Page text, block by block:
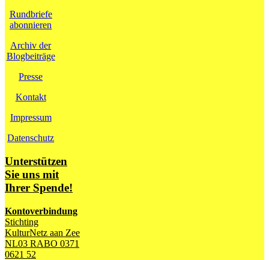
Rundbriefe
abonnieren
Archiv der
Blogbeiträge
Presse
Kontakt
Impressum
Datenschutz
Unterstützen
Sie uns mit
Ihrer Spende!
Kontoverbindung
Stichting
KulturNetz aan Zee
NL03 RABO 0371
0621 52